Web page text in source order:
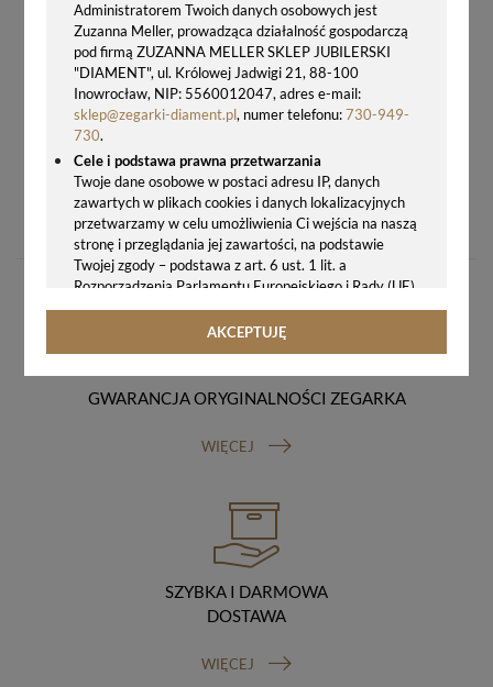
Administratorem Twoich danych osobowych jest
Zuzanna Meller, prowadząca działalność gospodarczą
pod firmą ZUZANNA MELLER SKLEP JUBILERSKI
"DIAMENT", ul. Królowej Jadwigi 21, 88-100
Inowrocław, NIP: 5560012047, adres e-mail:
sklep@zegarki-diament.pl, numer telefonu:730-949-
730.
Cele i podstawa prawna przetwarzania
Twoje dane osobowe w postaci adresu IP, danych
zawartych w plikach cookies i danych lokalizacyjnych
przetwarzamy w celu umożliwienia Ci wejścia na naszą
stronę i przeglądania jej zawartości, na podstawie
Twojej zgody – podstawa z art. 6 ust. 1 lit. a
Rozporządzenia Parlamentu Europejskiego i Rady (UE)
2016/679 z 27.04.2016 r. w sprawie ochrony osób
fizycznych w związku z przetwarzaniem danych
rozporządzenie o ochronie danych, tj. RODO).
Twoje dane osobowe możemy udostępniać
hostingodawcy. Takie podmioty przetwarzają dane na
poleceniami. Przekazujemy Twoje dane poza teren
Polski/UE/Europejskiego Obszaru Gospodarczego.
Okres przechowywania danych
Twoje dane przechowujemy do czasu posiadania
udzielonej przez Ciebie zgody.
otrzymania ich kopii, prawo do sprostowania
(poprawiania) swoich danych, prawo do usunięcia
AKCEPTUJĘ
1228,00 zł
GWARANCJA ORYGINALNOŚCI ZEGARKA
WIĘCEJ
SZYBKA I DARMOWA
DOSTAWA
WIĘCEJ